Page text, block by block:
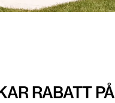
RABATT PÅ